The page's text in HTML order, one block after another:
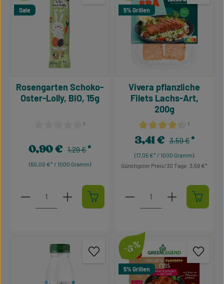
Sale
Durchschnittliche Bewertung von 0 von 5 Sternen
¹
Rosengarten Schoko-
Oster-Lolly, BIO, 15g
(60,00 €* / 1000 Gramm)
Verkaufspreis:
0,90 € Regulärer Preis:
1,29 €
Produkt Anzahl: Gib den gewünschten Wert ein
5% Grillen
Durchschnittliche
¹
Vivera pflanzliche
Filets Lachs-Art,
200g
(17,05 €* / 1000 Gramm)
Verkaufspreis:
3,41 € Regulärer Preis:
3,59 €
Günstigster Preis/30 Tage: 3,59 €
Produkt Anzahl: Gib
-5%
5% Grillen